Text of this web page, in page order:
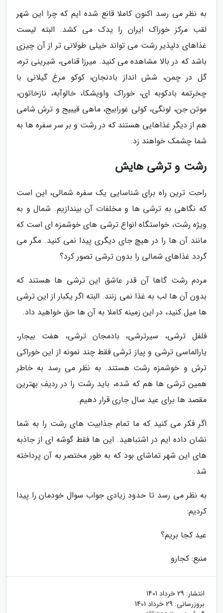
به نظر می رسد اکنون کاملا قانع شده ایم که چرا این شهر
لقب مرکز خوراک ایران را یدک می کشد. البته لیست
غذاهای دلپذیر رشت می تواند خیلی طولانی تر از آن چیزی
باشد که در بالا مشاهده می کنید. میرزا قنامی، شیرینی تره،
گل در چمن، شش انداز بادنجان، کوکو مرغ گیلانی با
چخرتمه بادکوبه ای، خوراک واویشکا، خالوآبه، نازخاتون،
موتن جن، لونگی، کولی غورابیج، ماهی قیبیج و ترش شامی
هم از دیگر غذاهایی هستند که در رشت و بر سر سفره ها به
شما چشمک خواهند زد.
رشت و ترشی هایش
راحت ترین راه برای شناسایی یک سفره شمالی، این است
که نگاهی به ترشی ها و مخلفات آن بیندازیم. شمال و به
ویژه رشت، خواستگاه انواع ترشی های خوشمزه ای است که
مانند آن ها را در هیچ جای دیگری پیدا نمی کنید. مگر می
گردد غذاهای شمالی را بدون ترشی تصور کرد؟
مردم رشت گاها آن قدر عاشق این ترشی ها هستند که
بدون آن ها لب به غذا نمی زنند. البته اگر یکبار از این ترشی
ها میل کنید، در این زمینه کاملا به آن ها حق خواهید داد.
فلفل ترشی، سیرترشی، بادمجان ترشی، هفت بیجار،
یارالماسی ترشی و پیاز ترشی فقط چند نمونه از این خوراکی
ترش و خوشمزه رشت هستند. به نظر می رسد به خاطر
همین ترشی ها هم که شده، باید رشت را در ردیف بهترین
مقصد ها برای عید سال جاری قرار دهیم.
اگر فکر می کنید که ما تمام جذابیت های رشت را به شما
نشان داده ایم در اشتباهید. این ها فقط گوشه ای از جاذبه
های این شهر تماشای بود که به طور مختصر به آن پرداخته
شد.
به نظر می رسد تا حدود زیادی جواب سوال خودمان را پیدا
کردیم:
عید کجا بریم؟
منبع: کجارو
انتشار: 29 خرداد 1401
بروزرسانی: 29 خرداد 1401